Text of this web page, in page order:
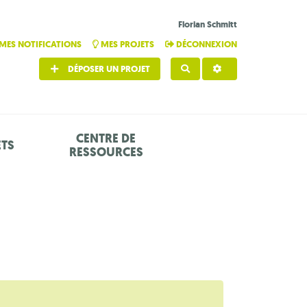
Florian Schmitt
NOTIFICATIONS
MES PROJETS DÉCONNEXION
RECHERCHER
DÉPOSER UN PROJET
CENTRE DE
RESSOURCES